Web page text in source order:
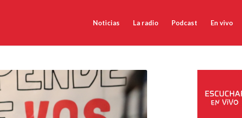
Noticias La radio Podcast En vivo